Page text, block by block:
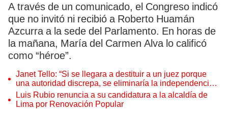
A través de un comunicado, el Congreso indicó
que no invitó ni recibió a Roberto Huamán
Azcurra a la sede del Parlamento. En horas de
la mañana, María del Carmen Alva lo calificó
como “héroe”.
Janet Tello: “Si se llegara a destituir a un juez porque
una autoridad discrepa, se eliminaría la independencia
judicial”
Luis Rubio renuncia a su candidatura a la alcaldía de
Lima por Renovación Popular